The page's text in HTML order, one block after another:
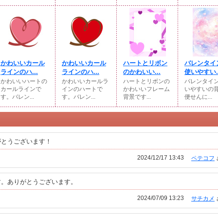
かわいいカール
ラインのハ...
かわいいハートの
カールラインで
す。バレン...
かわいいカール
ラインのハ...
かわいいカールラ
インのハートで
す。バレン...
ハートとリボン
のかわいい...
ハートとリボンの
かわいいフレーム
背景です...
バレンタイ
使いやすい
バレンタイ
いやすいの
便せんに...
うございます！
ペテコフ
2024/12/17 13:43
ありがとうございます。
サチカメ
2024/07/09 13:23